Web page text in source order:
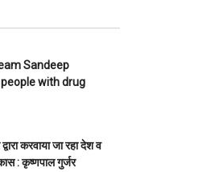
Sandeep
with drug
करवाया जा रहा देश व
: कृष्णपाल गुर्जर